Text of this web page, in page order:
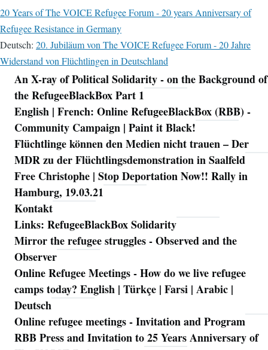
20 Years of The VOICE Refugee Forum - 20 years Anniversary of
Refugee Resistance in Germany
Deutsch: 20. Jubiläum von The VOICE Refugee Forum - 20 Jahre
Widerstand von Flüchtlingen in Deutschland
Navigation
An X-ray of Political Solidarity - on the Background of
the RefugeeBlackBox Part 1
English | French: Online RefugeeBlackBox (RBB) -
Community Campaign | Paint it Black!
Flüchtlinge können den Medien nicht trauen – Der
MDR zu der Flüchtlingsdemonstration in Saalfeld
Free Christophe | Stop Deportation Now!! Rally in
Hamburg, 19.03.21
Kontakt
Links: RefugeeBlackBox Solidarity
Mirror the refugee struggles - Observed and the
Observer
Online Refugee Meetings - How do we live refugee
camps today? English | Türkçe | Farsi | Arabic |
Deutsch
Online refugee meetings - Invitation and Program
RBB Press and Invitation to 25 Years Anniversary of